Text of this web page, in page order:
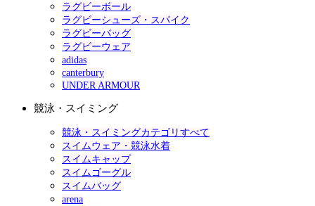
ラグビーボール
ラグビーシューズ・スパイク
ラグビーバッグ
ラグビーウェア
adidas
canterbury
UNDER ARMOUR
競泳・スイミング
競泳・スイミングカテゴリすべて
スイムウェア・競泳水着
スイムキャップ
スイムゴーグル
スイムバッグ
arena